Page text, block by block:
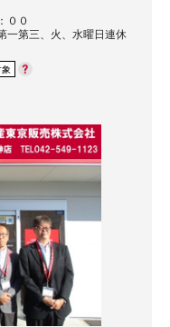
００
第三、火、水曜日連休